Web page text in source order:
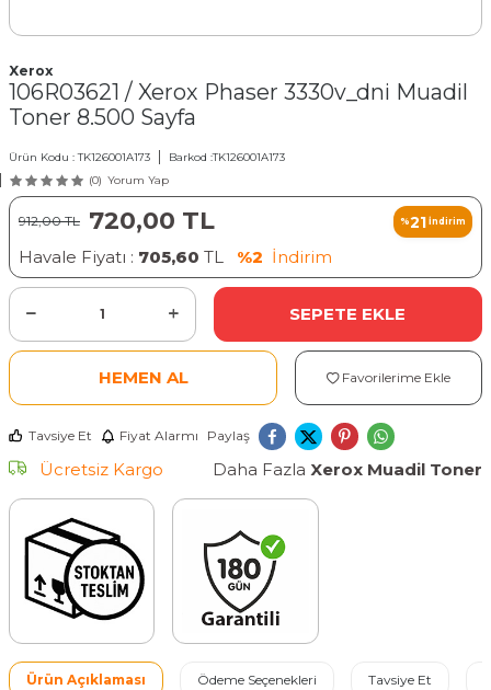
Xerox
106R03621 / Xerox Phaser 3330v_dni Muadil
Toner 8.500 Sayfa
Ürün Kodu :TK126001A173 Barkod :TK126001A173
(0) Yorum Yap
912,00TL 720,00 TL %21 İndirim
Havale Fiyatı : 705,60 TL %2 İndirim
SEPETE EKLE
HEMEN AL Favorilerime Ekle
Tavsiye Et Fiyat Alarmı Paylaş
Ücretsiz Kargo Daha Fazla Xerox Muadil Toner
Ürün Açıklaması Ödeme Seçenekleri Tavsiye Et